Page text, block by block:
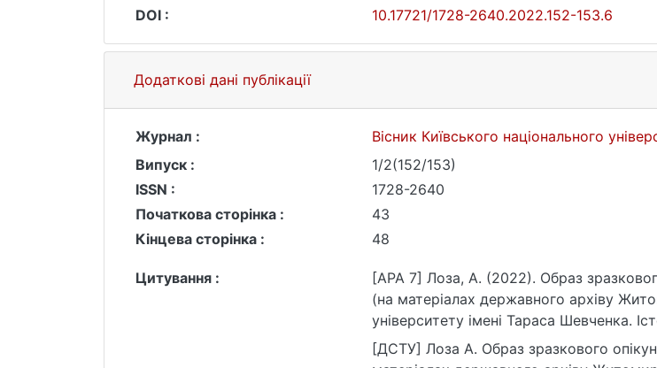
DOI :
10.17721/1728-2640.2022.152-153.6
Додаткові дані публікації
Журнал :
Вісник Київського національного
Випуск :
1/2(152/153)
ISSN :
1728-2640
Початкова сторінка :
43
Кінцева сторінка :
48
Цитування :
[APA 7] Лоза, А. (2022). Образ
(на матеріалах державного архіву
університету імені Тараса Шевченка.
2640.2022.152-153.6
[ДСТУ] Лоза А. Образ зразкового